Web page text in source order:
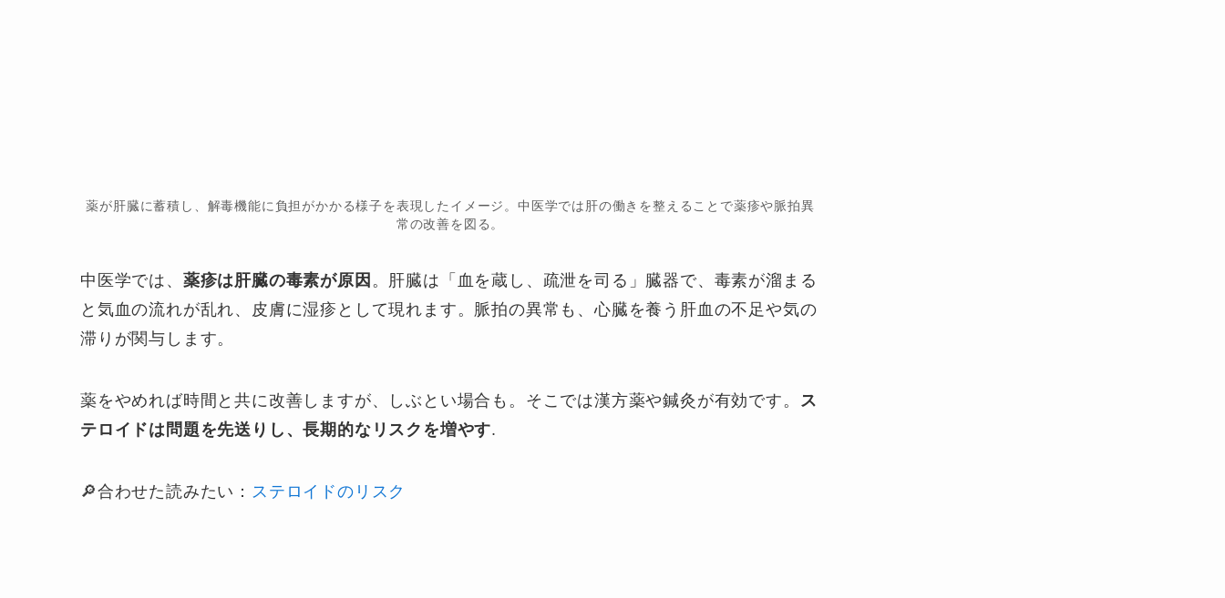
薬が肝臓に蓄積し、解毒機能に負担がかかる様子を表現したイメージ。中医学では肝の働きを整えることで薬疹や脈拍異
常の改善を図る。
中医学では、 薬疹は肝臓の毒素が原因 。肝臓は「血を蔵し、疏泄を司る」臓器で、毒素が溜まる
と気血の流れが乱れ、皮膚に湿疹として現れます。脈拍の異常も、心臓を養う肝血の不足や気の
滞りが関与します。
薬をやめれば時間と共に改善しますが、しぶとい場合も。そこでは漢方薬や鍼灸が有効です。
ス
テロイドは問題を先送りし、長期的なリスクを増やす.
🔎合わせた読みたい： ステロイドのリスク